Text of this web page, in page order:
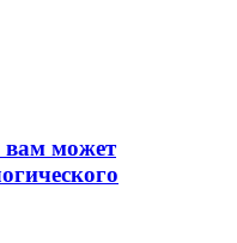
вам может